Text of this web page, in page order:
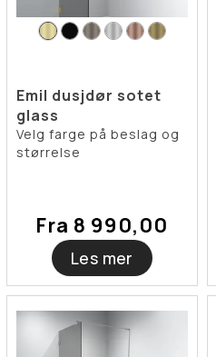
Emil dusjdør sotet
glass
Velg farge på beslag og
størrelse
Fra 8 990,00
Les mer